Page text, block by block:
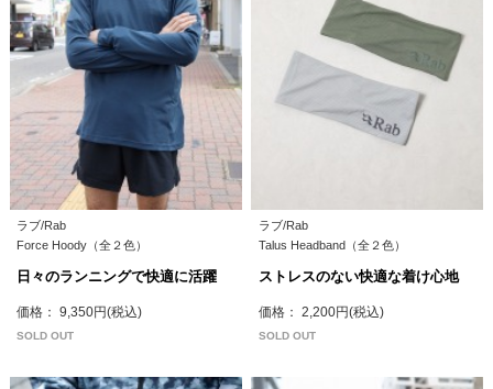
ラブ/Rab
Force Hoody（全２色）
日々のランニングで快適に活躍
価格： 9,350円(税込)
SOLD OUT
ラブ/Rab
Talus Headband（全２色）
ストレスのない快適な着け心地
価格： 2,200円(税込)
SOLD OUT